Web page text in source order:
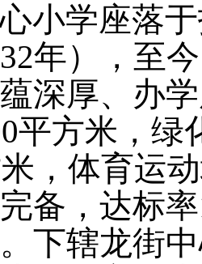
小学座落
32年），至
深厚、办
平方米，绿
，体育运
备，达标
下辖龙街